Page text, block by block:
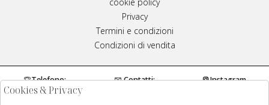
Privacy
Termini e condizioni
Condizioni di vendita
Telefono:
0984970429
Contatti:
Instagram
Cookies & Privacy